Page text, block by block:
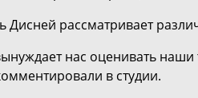
Дисней рассматривает
нас оценивать
в студии.